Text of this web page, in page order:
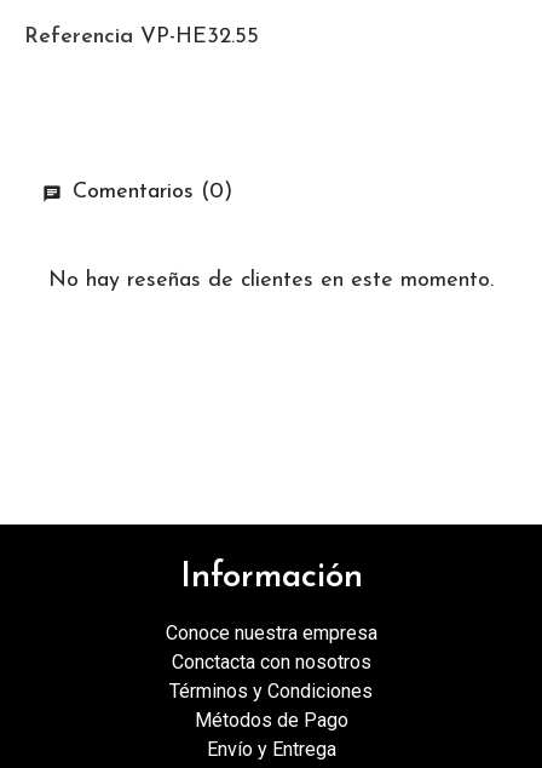
Referencia VP-HE32.55
Comentarios (0)
No hay reseñas de clientes en este momento.
Información
Conoce nuestra empresa
Conctacta con nosotros
Términos y Condiciones
Métodos de Pago
Envío y Entrega